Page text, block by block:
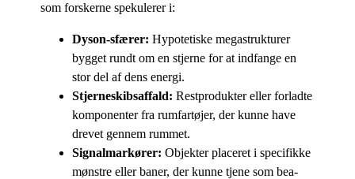
som for­sker­ne spe­ku­le­rer i:
Dy­son-sfæ­rer: Hy­po­te­ti­ske me­ga­struk­tu­rer
byg­get rundt om en stjer­ne for at ind­fan­ge en
stor del af dens energi.
Stjer­neskibs­af­fald: Re­st­pro­duk­ter el­ler for­lad­te
kom­po­nen­ter fra rum­far­tø­jer, der kun­ne have
dre­vet gen­nem rummet.
Sig­nal­mar­kø­rer: Ob­jek­ter pla­ce­ret i spe­ci­fik­ke
møn­stre el­ler ba­ner, der kun­ne tje­ne som bea­